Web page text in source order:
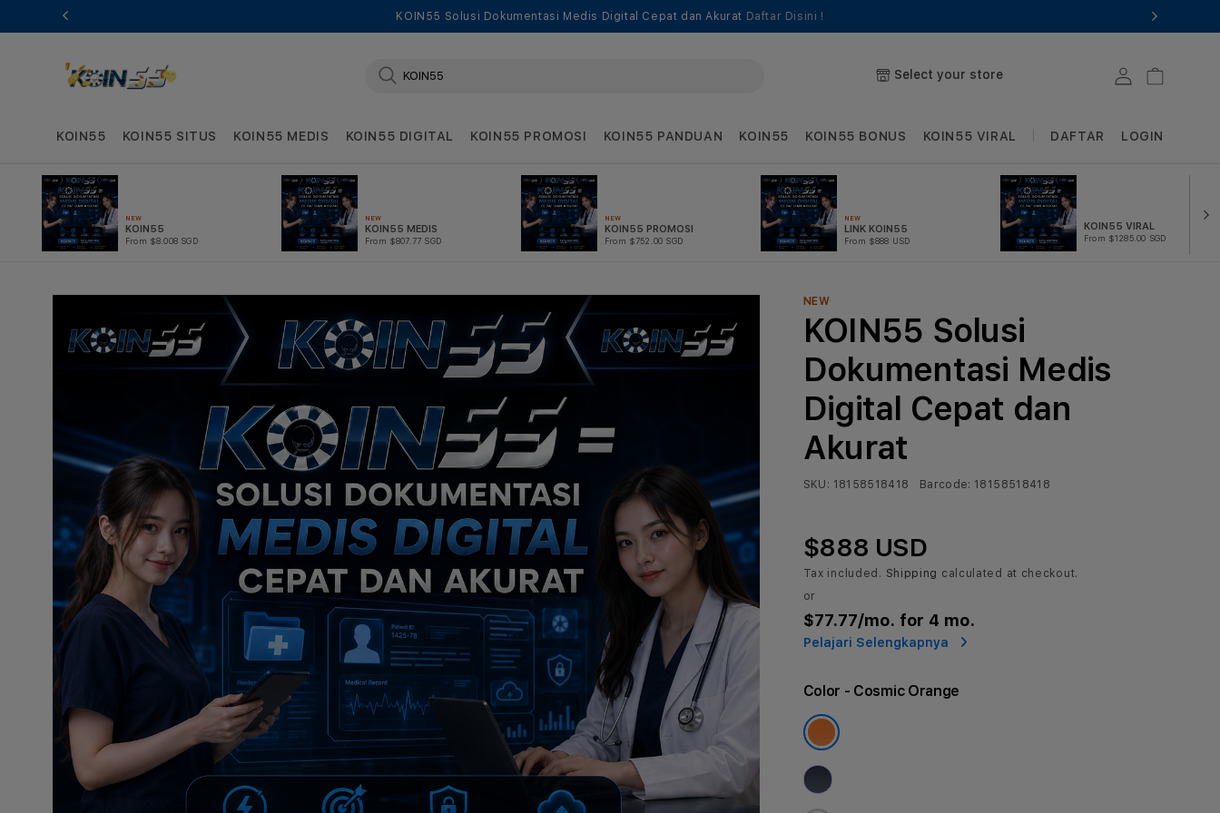
KOIN55 Solusi Dokumentasi Medis Digital Cepat dan Akurat Daftar Disini !
Select your store Log in Cart
KOIN55 KOIN55 SITUS KOIN55 MEDIS KOIN55 DIGITAL KOIN55 PROMOSI KOIN55 PANDUAN KOIN55 KOIN55 BONUS KOIN55 VIRAL DAFTAR LOGIN
NEW
KOIN55
From $8.008 SGD
NEW
KOIN55 MEDIS
From $807.77 SGD
NEW
KOIN55 PROMOSI
From $752.00 SGD
NEW
LINK KOIN55
From $888 USD
KOIN55 VIRAL
From $1285.00 SGD
Skip to
information
NEW
KOIN55 Solusi
Dokumentasi Medis
Digital Cepat dan
Akurat
SKU: 18158518418 Barcode: 18158518418
$888 USD
Tax included. Shipping calculated at checkout.
or
$77.77/mo. for 4 mo.
Pelajari Selengkapnya
Color - Cosmic Orange